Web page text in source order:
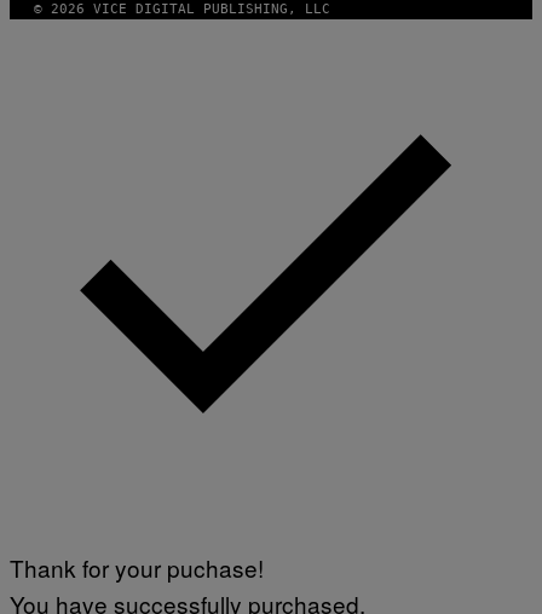
© 2026 VICE DIGITAL PUBLISHING, LLC
Thank for your puchase!
You have successfully purchased.